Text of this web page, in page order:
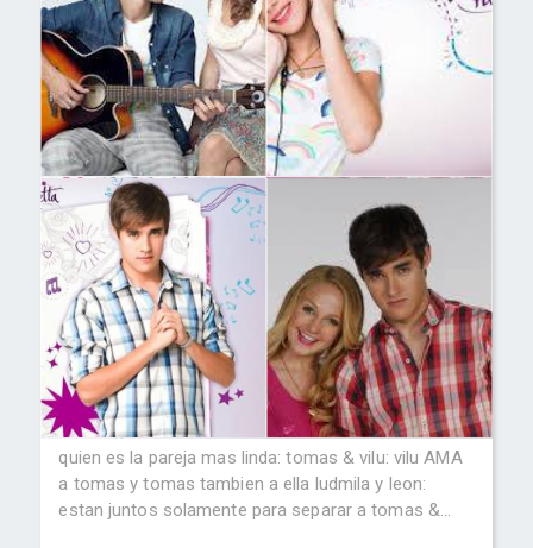
quien es la pareja mas linda: tomas & vilu: vilu AMA
a tomas y tomas tambien a ella ludmila y leon:
estan juntos solamente para separar a tomas &...